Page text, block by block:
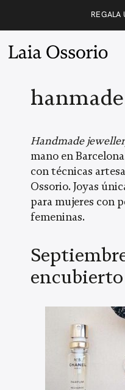
REGALA
Handmade
mano en
con técnicas
Ossorio. Joyas
para mujeres con
femeninas.
encubierto